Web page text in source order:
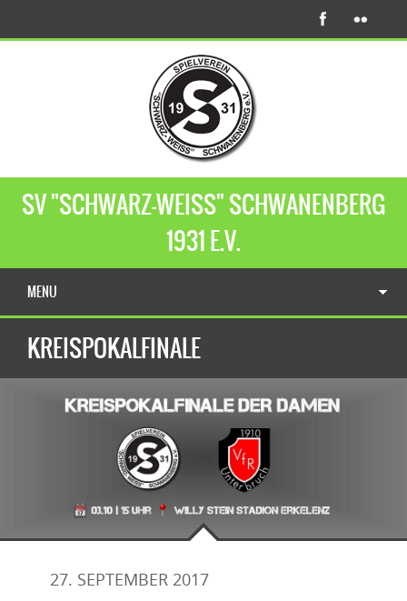
SV "SCHWARZ-WEISS" SCHWANENBERG
1931 E.V.
MENU
KREISPOKALFINALE
27. SEPTEMBER 2017